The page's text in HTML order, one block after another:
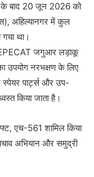
के बाद 20 जून 2026 को
अहिल्यानगर में कुल
था।
जगुआर लड़ाकू
उपयोग नरभक्षण के लिए
स्पेयर पार्ट्स और उप-
किया जाता है।
एच-561 शामिल किया
अभियान और समुद्री